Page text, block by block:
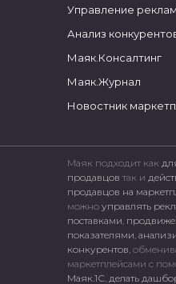
Управление
Анализ
Маяк.Консалтинг
Маяк.Журнал
Новостник
Маяк подходит как
продавцов так и
продавцов на
можно управлять
поставками,
показателями,
конкурентов,
маркетплейсами c
Маяк.1С, делать